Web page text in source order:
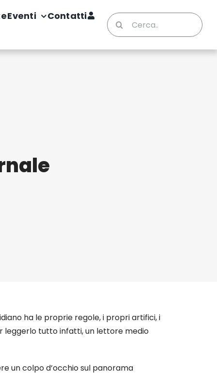
Eventi Contatti
Cerca
per:
ha le proprie regole, i propri artifici, i
leggerlo tutto infatti, un lettore medio
un colpo d’occhio sul panorama